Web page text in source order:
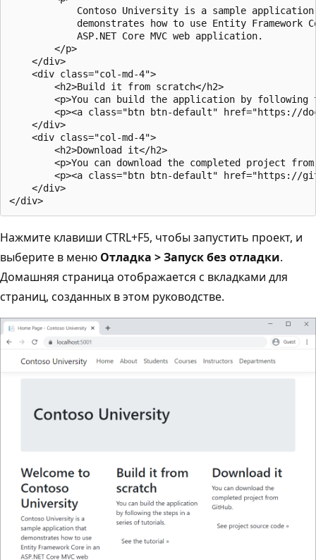
Contoso University is a sample
demonstrates how to use Entity Framework
            ASP.NET Core MVC web application.
        </p>
    </div>
    <div class="col-md-4">
        <h2>Build it from scratch</h2>
<p>You can build the application by following
<p><a class="btn btn-default" href="https://
    </div>
    <div class="col-md-4">
        <h2>Download it</h2>
<p>You can download the completed project
<p><a class="btn btn-default" href="https://
    </div>
Нажмите клавиши CTRL+F5, чтобы запустить проект, и
выберите в меню Отладка > Запуск без отладки.
Домашняя страница отображается с вкладками для
страниц, созданных в этом руководстве.